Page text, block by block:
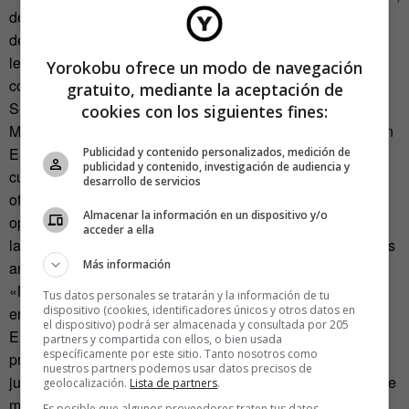
de los sureños; de los de Chihuahua y Baja California; los
de montaña (Zacatecas y Durango); o los de las cuencas
lecheras de Hidalgo, «si se separan un poco de su deriva
comercial estos últimos».
Según sus investigaciones, cuenta que «el queso en
México tiene una tradición de 180 años, que no es como en
Europa, pero no es un producto moderno». «Existe una
cultura ya arraigada», afirma. En Lactography, donde se
ofertan quesos genuinos mexicanos y nuevos quesos,
opinan que el secreto para hacer un buen producto no son
las procedencias sino «ganaderos que permitan «ser» a los
animales, y las tierras donde puedan pastar libremente».
«No puede salir un buen queso de un animal que está
encerrado en una jaula o una caja».
Ellos dicen apostar por la calidad, por alejarse de los
productos industriales y por «pagar la leche a un precio
justo, el trabajo de quesería a un precio justo, y el tiempo de
Yorokobu ofrece un modo de navegación
gratuito, mediante la aceptación de
cookies con los siguientes fines:
Publicidad y contenido personalizados, medición de
publicidad y contenido, investigación de audiencia y
desarrollo de servicios
Almacenar la información en un dispositivo y/o
acceder a ella
Más información
Tus datos personales se tratarán y la información de tu
dispositivo (cookies, identificadores únicos y otros datos en
el dispositivo) podrá ser almacenada y consultada por 205
partners y compartida con ellos, o bien usada
específicamente por este sitio. Tanto nosotros como
nuestros partners podemos usar datos precisos de
geolocalización. Lista de partners.